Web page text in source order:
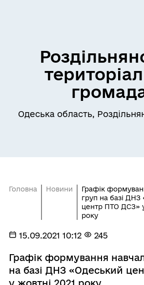
Одеська область,
Головна Новини
Графік
груп на базі ДНЗ
центр ПТО ДСЗ»
року
15.09.2021 10:12 245
Графік формування
на базі ДНЗ «Одеський
у жовтні 2021 року